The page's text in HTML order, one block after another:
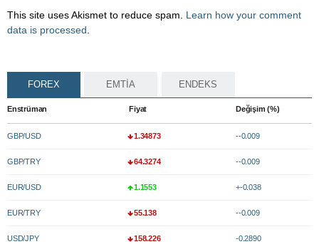
This site uses Akismet to reduce spam. Learn how your comment
data is processed.
FOREX EMTİA ENDEKS
Enstrüman Fiyat Değişim (%)
GBP/USD 1.34873 --0.009
GBP/TRY 64.3274 --0.009
EUR/USD 1.1553 +-0.038
EUR/TRY 55.138 --0.009
USD/JPY 158.226 -0.2890